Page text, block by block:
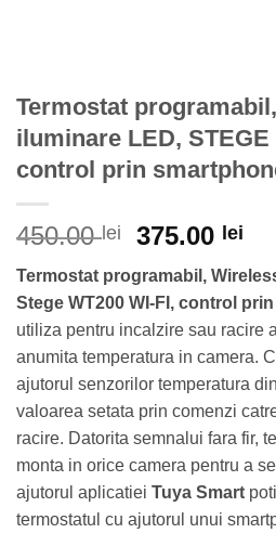
Termostat
iluminare LED, STEGE
control prin
450.00 lei
Prețul
a
fost:
450.00 lei.
375.00 lei
Termostat programabil,
Stege WT200 WI-FI, control
utiliza pentru incalzire sau racire
anumita temperatura in camera.
ajutorul senzorilor temperatura
valoarea setata prin comenzi
racire. Datorita semnalui fara fir,
monta in orice camera pentru a
ajutorul aplicatiei Tuya Smart
termostatul cu ajutorul unui